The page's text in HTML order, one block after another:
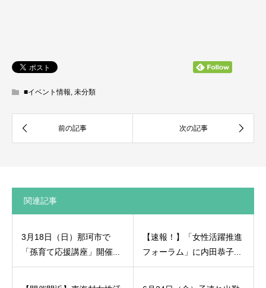
■イベント情報, 未分類
関連記事
3月18日（日）那珂市で
「孫育て応援講座」開催...
【速報！】「女性活躍推進
フォーラム」に内田恭子...